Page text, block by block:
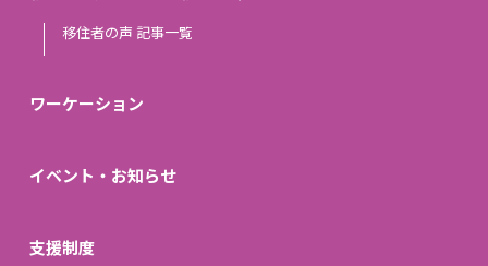
移住者の声 記事一覧
ワーケーション
イベント・お知らせ
支援制度